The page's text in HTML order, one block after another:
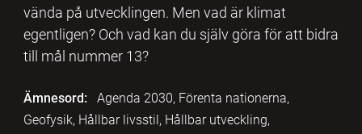
vända på utvecklingen. Men vad är klimat
egentligen? Och vad kan du själv göra för att bidra
till mål nummer 13?
Ämnesord:
Agenda 2030, Förenta nationerna,
Geofysik, Hållbar livsstil, Hållbar utveckling,